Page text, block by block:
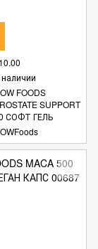
FOODS
SUPPORT
СОФТ ГЕЛЬ